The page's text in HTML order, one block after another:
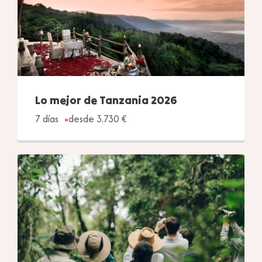
Lo mejor de Tanzania 2026
7 días
desde 3.730 €